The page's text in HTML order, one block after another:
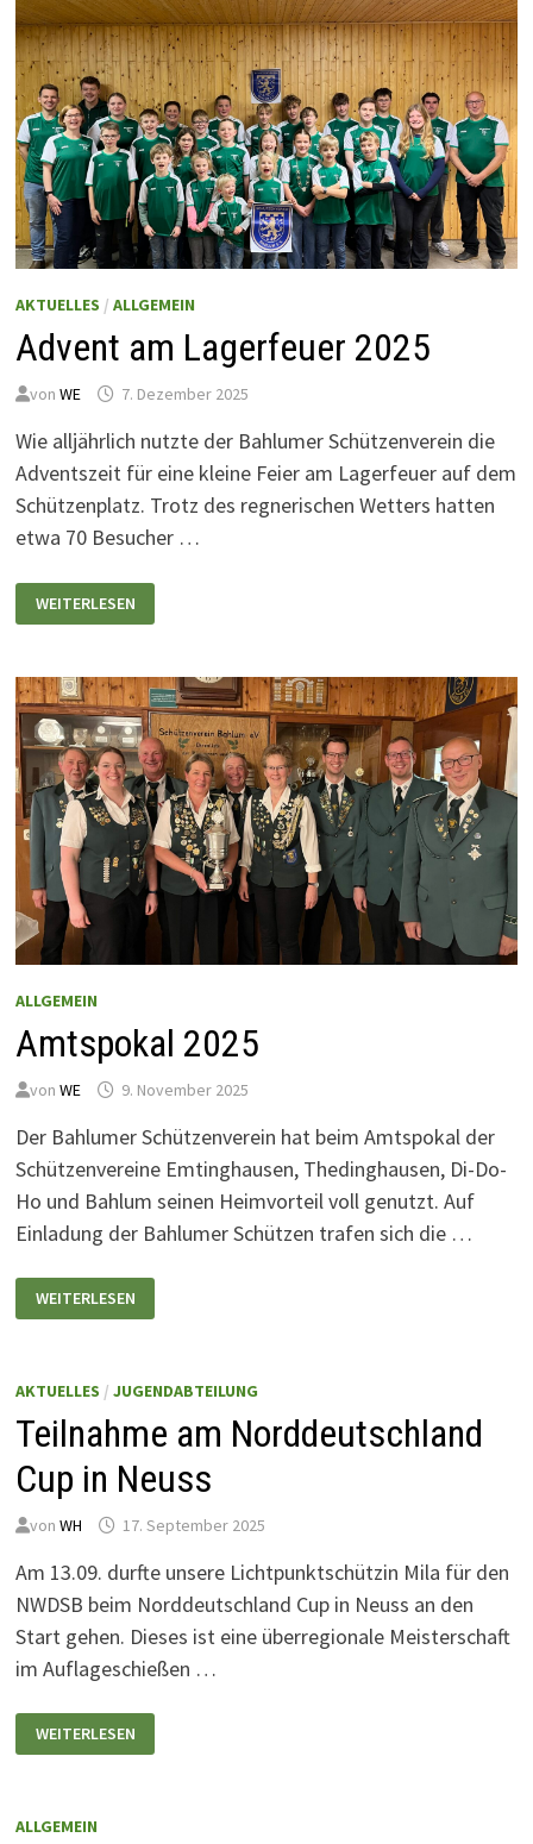
AKTUELLES / ALLGEMEIN
Advent am Lagerfeuer 2025
von WE 7. Dezember 2025
Wie alljährlich nutzte der Bahlumer Schützenverein die
Adventszeit für eine kleine Feier am Lagerfeuer auf dem
Schützenplatz. Trotz des regnerischen Wetters hatten
etwa 70 Besucher …
AM
LAGERFEUER
WEITERLESEN
ALLGEMEIN
Amtspokal 2025
von WE 9. November 2025
Der Bahlumer Schützenverein hat beim Amtspokal der
Schützenvereine Emtinghausen, Thedinghausen, Di-Do-
Ho und Bahlum seinen Heimvorteil voll genutzt. Auf
Einladung der Bahlumer Schützen trafen sich die …
2025
WEITERLESEN
AKTUELLES / JUGENDABTEILUNG
Teilnahme am Norddeutschland
Cup in Neuss
von WH 17. September 2025
Am 13.09. durfte unsere Lichtpunktschützin Mila für den
NWDSB beim Norddeutschland Cup in Neuss an den
Start gehen. Dieses ist eine überregionale Meisterschaft
im Auflageschießen …
AM
NORDDEUTSCHLAND
WEITERLESEN
ALLGEMEIN